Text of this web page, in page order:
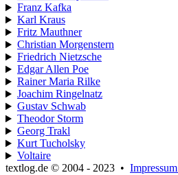
Franz Kafka
Karl Kraus
Fritz Mauthner
Christian Morgenstern
Friedrich Nietzsche
Edgar Allen Poe
Rainer Maria Rilke
Joachim Ringelnatz
Gustav Schwab
Theodor Storm
Georg Trakl
Kurt Tucholsky
Voltaire
textlog.de © 2004 - 2023 • Impressum